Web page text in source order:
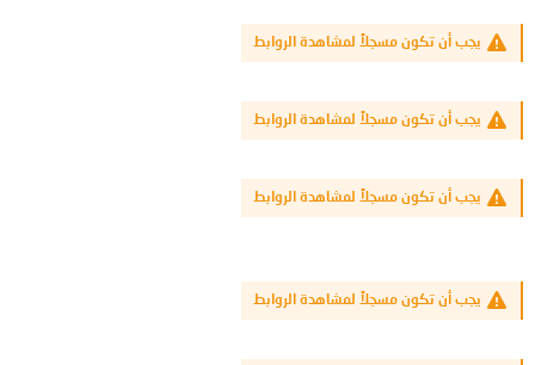
يجب أن تكون مسجلاً لمشاهدة الروابط
يجب أن تكون مسجلاً لمشاهدة الروابط
يجب أن تكون مسجلاً لمشاهدة الروابط
يجب أن تكون مسجلاً لمشاهدة الروابط